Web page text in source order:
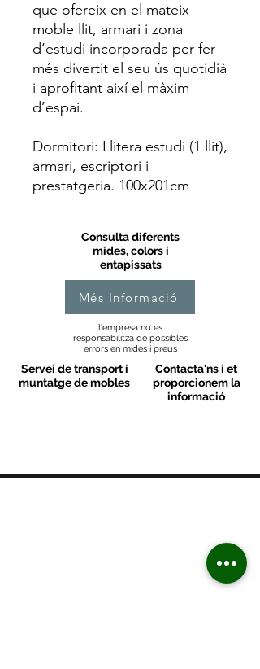
que ofereix en el mateix
moble llit, armari i zona
d’estudi incorporada per fer
més divertit el seu ús quotidià
i aprofitant així el màxim
d’espai.
Dormitori: Llitera estudi (1 llit),
armari, escriptori i
prestatgeria. 100x201cm
Consulta diferents
mides, colors i
entapissats
Més Informació
l'empresa no es
responsabilitza de possibles
errors en mides i preus
Servei de transport i
muntatge de mobles
Contacta'ns i et
proporcionem la
informació